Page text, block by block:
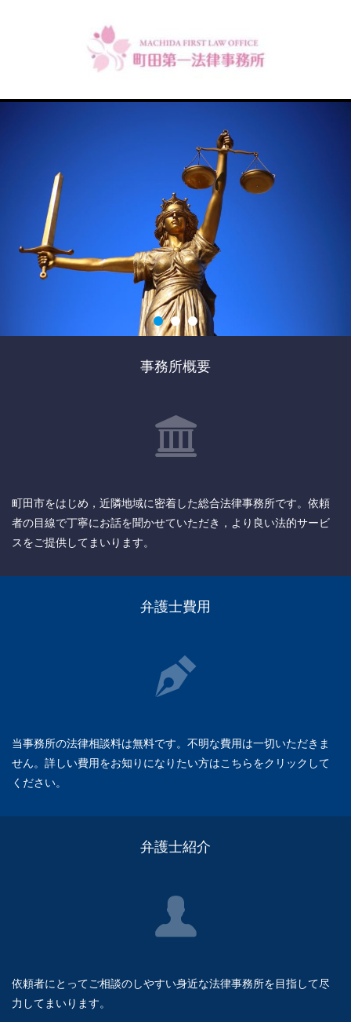
事務所概要
町田市をはじめ，近隣地域に密着した総合法律事務所です。依頼
者の目線で丁寧にお話を聞かせていただき，より良い法的サービ
スをご提供してまいります。
弁護士費用
当事務所の法律相談料は無料です。不明な費用は一切いただきま
せん。詳しい費用をお知りになりたい方はこちらをクリックして
ください。
弁護士紹介
依頼者にとってご相談のしやすい身近な法律事務所を目指して尽
力してまいります。